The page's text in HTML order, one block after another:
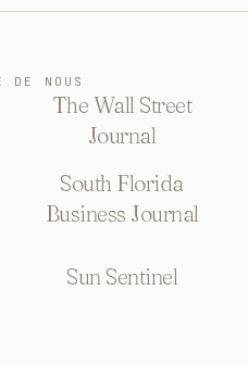
DE NOUS
The Wall Street
Journal
South Florida
Business Journal
Sun Sentinel